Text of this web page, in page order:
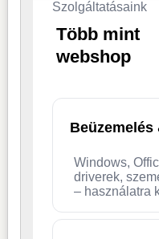
Szolgáltatásaink
Több mint
webshop
Windows,
driverek,
– használatra